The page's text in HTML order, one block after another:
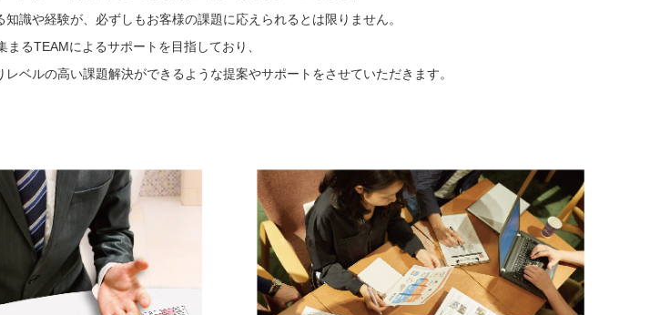
識や経験が、必ずしもお客様の課題に応えられるとは限りません。
るTEAMによるサポートを目指しており、
ベルの高い課題解決ができるような提案やサポートをさせていただきます。